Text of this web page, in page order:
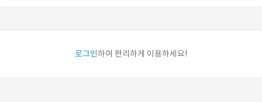
로그인하여 편리하게 이용하세요!